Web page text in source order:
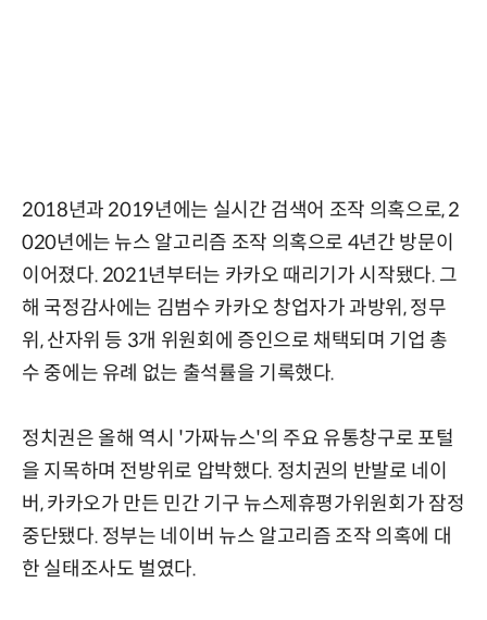
2018년과 2019년에는 실시간 검색어 조작 의혹으로, 2
020년에는 뉴스 알고리즘 조작 의혹으로 4년간 방문이
이어졌다. 2021년부터는 카카오 때리기가 시작됐다. 그
해 국정감사에는 김범수 카카오 창업자가 과방위, 정무
위, 산자위 등 3개 위원회에 증인으로 채택되며 기업 총
수 중에는 유례 없는 출석률을 기록했다.
정치권은 올해 역시 '가짜뉴스'의 주요 유통창구로 포털
을 지목하며 전방위로 압박했다. 정치권의 반발로 네이
버, 카카오가 만든 민간 기구 뉴스제휴평가위원회가 잠정
중단됐다. 정부는 네이버 뉴스 알고리즘 조작 의혹에 대
한 실태조사도 벌였다.